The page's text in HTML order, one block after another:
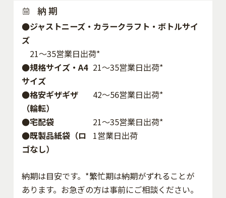
納 期
●ジャストニーズ・カラークラフト・ボトルサイ
ズ
21～35営業日出荷*
●規格サイズ・A4
サイズ
21～35営業日出荷*
●格安ギザギザ
（輪転）
42〜56営業日出荷*
●宅配袋
21～35営業日出荷*
●既製品紙袋（ロ
ゴなし）
1営業日出荷
納期は目安です。*繁忙期は納期がずれることが
あります。お急ぎの方は事前にご相談ください。